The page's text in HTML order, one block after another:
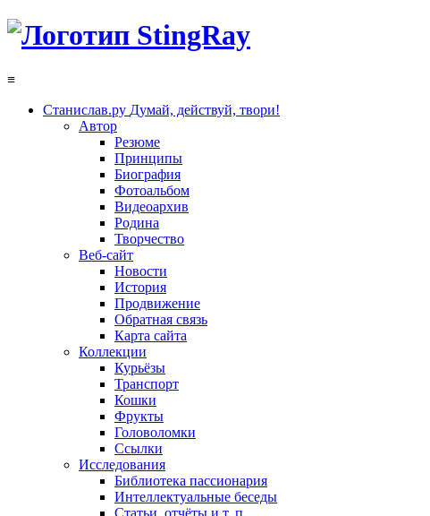
≡
Станислав.ру Думай, действуй, твори!
Автор
Резюме
Принципы
Биография
Фотоальбом
Видеоархив
Родина
Творчество
Веб-сайт
Новости
История
Продвижение
Обратная связь
Карта сайта
Коллекции
Курьёзы
Транспорт
Кошки
Фрукты
Головоломки
Ссылки
Исследования
Библиотека пассионария
Интеллектуальные беседы
Статьи, отчёты и т. п.